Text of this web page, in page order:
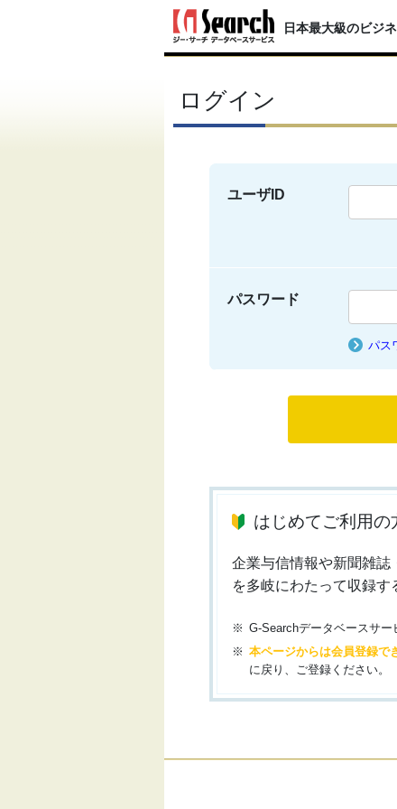
日本最大級のビジ
ログイン
ユーザID
パスワード
パス
はじめてご利用の
企業与信情報や新聞雑誌
を多岐にわたって収録す
G-Searchデータベースサー
本ページからは会員登録で
に戻り、ご登録ください。